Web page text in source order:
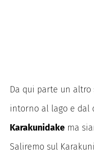
Da qui parte un
intorno al lago e dal
Karakunidake ma
Saliremo sul